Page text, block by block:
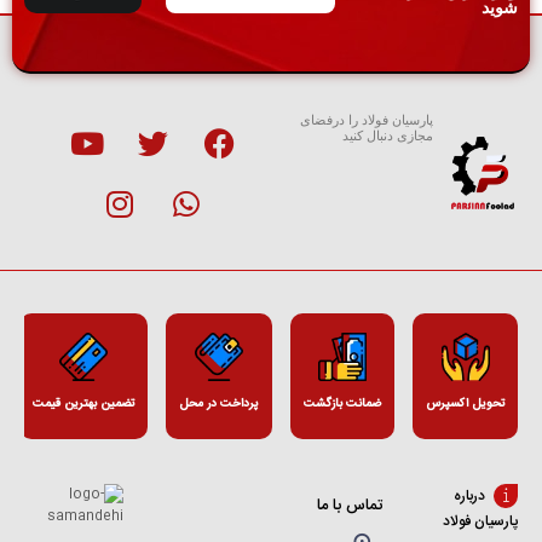
شوید
پارسیان فولاد را درفضای
مجازی دنبال کنید
تحویل اکسپرس ضمانت بازگشت پرداخت در محل تضمین بهترین قیمت
درباره
پارسیان فولاد
تماس با ما